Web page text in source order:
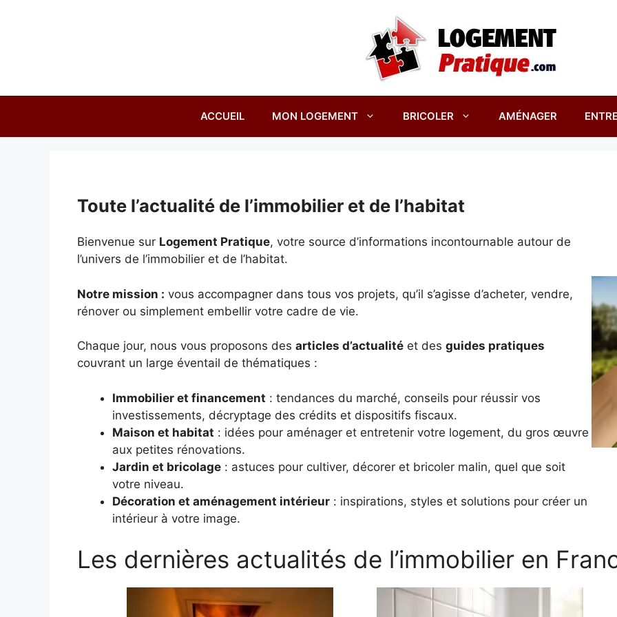
ACCUEIL MON LOGEMENT BRICOLER AMÉNAGER
Toute l’actualité de l’immobilier et de l’habitat
Bienvenue sur Logement Pratique, votre source d’informations incontournable autour de
l’univers de l’immobilier et de l’habitat.
Notre mission : vous accompagner dans tous vos projets, qu’il s’agisse d’acheter, vendre,
rénover ou simplement embellir votre cadre de vie.
Chaque jour, nous vous proposons des articles d’actualité et des guides pratiques
couvrant un large éventail de thématiques :
Immobilier et financement : tendances du marché, conseils pour réussir vos
investissements, décryptage des crédits et dispositifs fiscaux.
Maison et habitat : idées pour aménager et entretenir votre logement, du gros œuvre
aux petites rénovations.
Jardin et bricolage : astuces pour cultiver, décorer et bricoler malin, quel que soit
votre niveau.
Décoration et aménagement intérieur : inspirations, styles et solutions pour créer un
intérieur à votre image.
Les dernières actualités de l’immobilier en